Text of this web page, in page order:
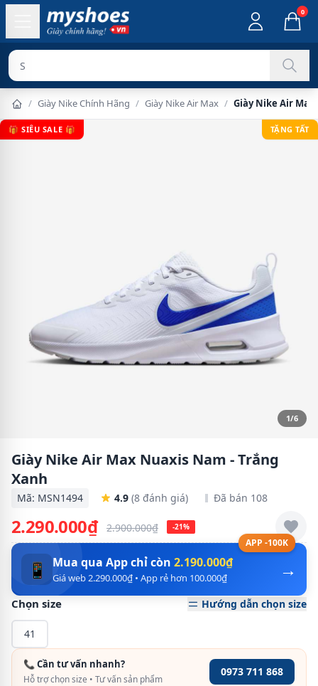
0
Sản phẩm ch
/ Giày Nike Chính Hãng / Giày Nike Air Max / Giày Nike Air
🎁 SIÊU SALE 🎁 TẶNG TẤT
1/6
Giày Nike Air Max Nuaxis Nam - Trắng
Xanh
Mã: MSN1494 4.9 (8 đánh giá) Đã bán 108
2.290.000₫ 2.900.000₫ -21%
APP -100K
→
📱 Mua qua App chỉ còn 2.190.000₫
Giá web 2.290.000₫ • App rẻ hơn 100.000₫
Chọn size Hướng dẫn chọn size
41
📞 Cần tư vấn nhanh?
Hỗ trợ chọn size • Tư vấn sản phẩm
0973 711 868